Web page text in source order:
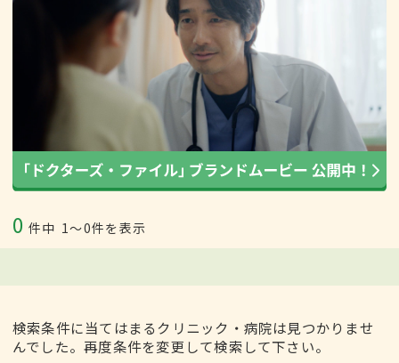
0 件中 1〜0件を表示
検索条件に当てはまるクリニック・病院は見つかりませ
んでした。再度条件を変更して検索して下さい。